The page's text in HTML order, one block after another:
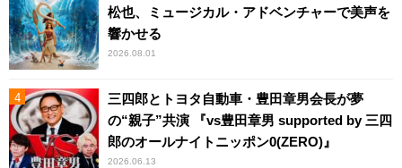
松也、ミュージカル・アドベンチャーで美声を
響かせる
2026.08.01
三四郎とトヨタ自動車・豊田章男会長が夢
の“親子”共演 『vs豊田章男 supported by 三四
郎のオールナイトニッポン0(ZERO)』
2026.06.13